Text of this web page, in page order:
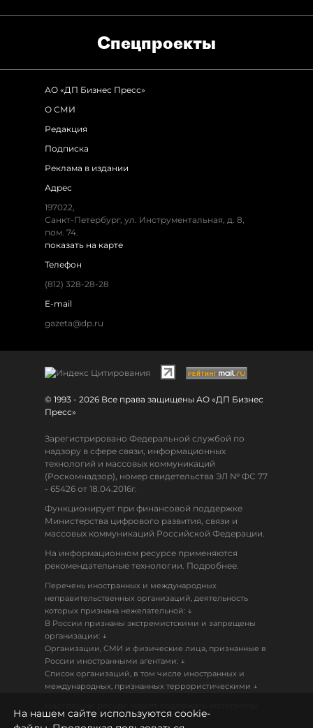
Спец­проекты
АО «ДП Бизнес Пресс»
О СМИ
Редакция
Подписка
Реклама в издании
Адрес
197022,
Санкт-Петербург, ул. Инструментальная, д. 8,
пом. 74.
показать на карте
Телефон
(812) 328-28-28
E-mail
gazeta@dp.ru
© 1993 - 2026 Все права защищены АО «ДП Бизнес
Пресс»
Зарегистрировано Федеральной службой по
надзору в сфере связи, информационных
технологий и массовых коммуникаций
(Роскомнадзор), номер свидетельства ЭЛ № ФС 77
- 65426 от 18.04.2016г.
Функционирует при финансовой поддержке
Министерства цифрового развития, связи и
массовых коммуникаций Российской Федерации.
На информационном ресурсе применяются
рекомендательные технологии. Подробнее.
Перечень иностранных и международных
неправительственных организаций, деятельность
которых признана нежелательной: ↓
В России признаны экстремистскими и запрещены
организации: ↓
Организации, СМИ и физические лица, признанные в
России иностранными агентами: ↓
Список организаций, в том числе иностранных и
международных, признанных террористическими ↓
18+
На нашем сайте используются cookie-